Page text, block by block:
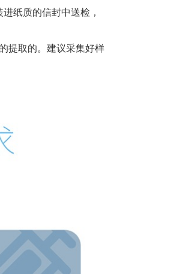
纸质的信封中送检，
提取的。建议采集好样